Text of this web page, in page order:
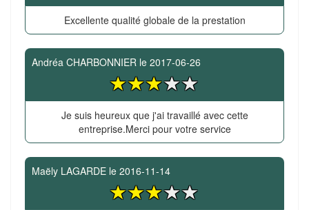
Excellente qualité globale de la prestation
Andréa CHARBONNIER le 2017-06-26
Je suis heureux que j'ai travaillé avec cette
entreprise.Merci pour votre service
Maëly LAGARDE le 2016-11-14